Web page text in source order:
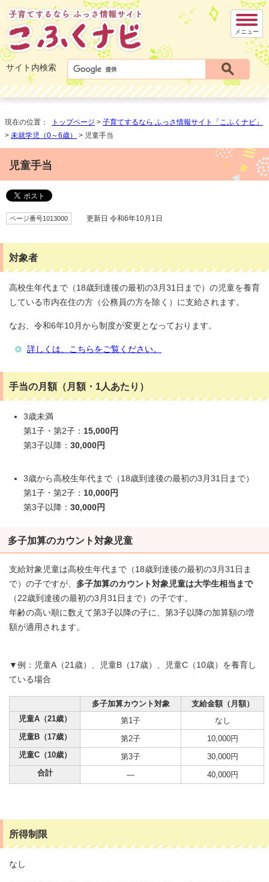
サイト内検索
メニュー
現在の位置： トップページ > 子育てするなら ふっさ情報サイト「こふくナビ」
> 未就学児（0～6歳） > 児童手当
児童手当
ページ番号1013000 更新日 令和6年10月1日
対象者
高校生年代まで（18歳到達後の最初の3月31日まで）の児童を養育
している市内在住の方（公務員の方を除く）に支給されます。
なお、令和6年10月から制度が変更となっております。
詳しくは、こちらをご覧ください。
手当の月額（月額・1人あたり）
3歳未満
第1子・第2子： 15,000円
第3子以降： 30,000円
3歳から高校生年代まで（18歳到達後の最初の3月31日まで）
第1子・第2子： 10,000円
第3子以降： 30,000円
多子加算のカウント対象児童
支給対象児童は高校生年代まで（18歳到達後の最初の3月31日ま
で）の子ですが、 多子加算のカウント対象児童は大学生相当まで
（22歳到達後の最初の3月31日まで）の子です。
年齢の高い順に数えて第3子以降の子に、第3子以降の加算額の増
額が適用されます。
▼例：児童A（21歳）、児童B（17歳）、児童C（10歳）を養育し
ている場合
多子加算カウント対象
支給金額（月額）
児童A（21歳）
第1子
なし
児童B（17歳）
第2子
10,000円
児童C（10歳）
第3子
30,000円
合計
― 40,000円
所得制限
なし